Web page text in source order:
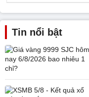
Tin nổi bật